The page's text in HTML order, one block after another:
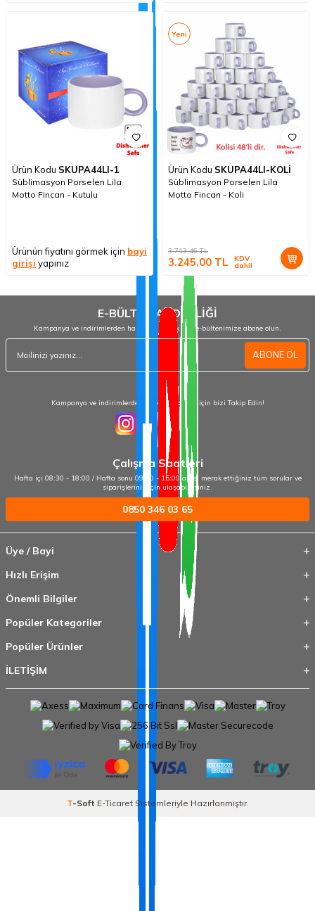
Ürün Kodu SKUPA44LI-1
Süblimasyon Porselen Lila
Motto Fincan - Kutulu
Ürünün fiyatını görmek için bayi
girişi yapınız
Yeni
Ürün Kodu SKUPA44LI-KOLİ
Süblimasyon Porselen Lila
Motto Fincan - Koli
3.713,46TL
3.245,00 TL KDV
dahil
E-BÜLTEN ABONELİĞİ
Kampanya ve indirimlerden haberdar olmak için e-bültenimize abone olun.
ABONE OL
Kampanya ve indirimlerden haberdar olmak için bizi Takip Edin!
Çalışma Saatleri
Hafta içi 08:30 - 18:00 / Hafta sonu 09:00 - 15:00 arası merak ettiğiniz tüm sorular ve
siparişleriniz için ulaşabilirsiniz.
0850 346 03 65
Üye / Bayi
Hızlı Erişim
Önemli Bilgiler
Popüler Kategoriler
Popüler Ürünler
İLETİŞİM
T-Soft E-TicaretSistemleriyle Hazırlanmıştır.